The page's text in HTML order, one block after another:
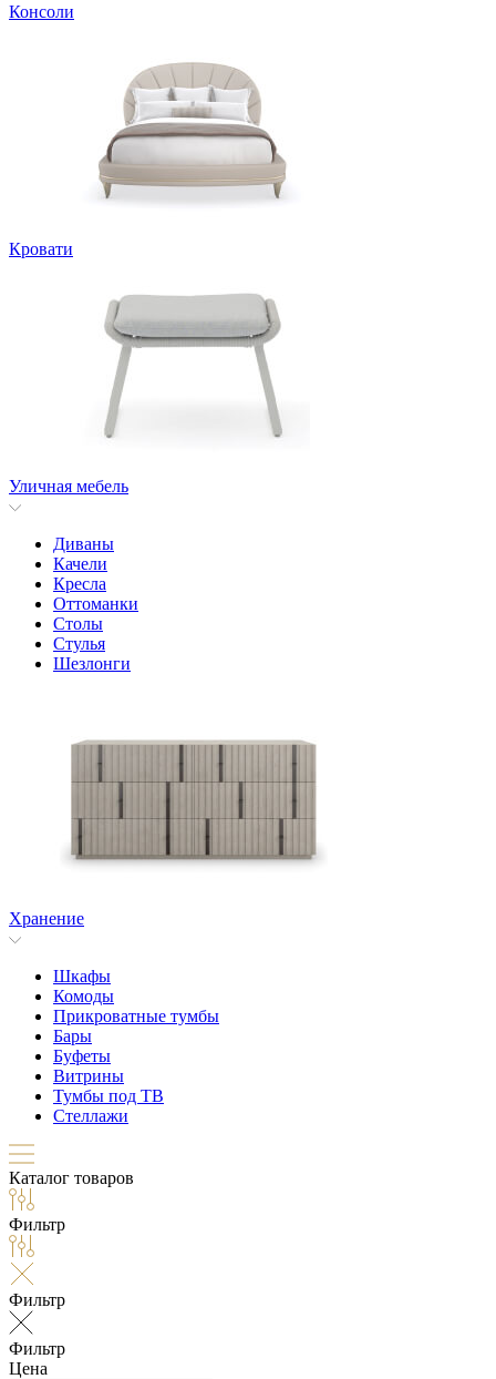
Консоли
Кровати
Уличная мебель
Диваны
Качели
Кресла
Оттоманки
Столы
Стулья
Шезлонги
Хранение
Шкафы
Комоды
Прикроватные тумбы
Бары
Буфеты
Витрины
Тумбы под ТВ
Стеллажи
Каталог товаров
Фильтр
Фильтр
Фильтр
Цена